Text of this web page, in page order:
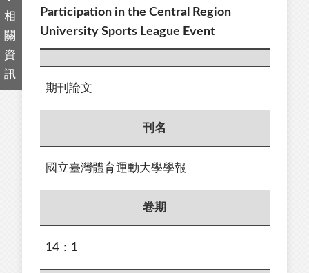
相
關
資
訊
Participation in the Central Region
University Sports League Event
期刊論文
刊名
國立臺灣體育運動大學學報
卷期
14：1